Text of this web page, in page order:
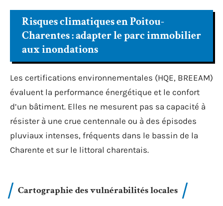
Risques climatiques en Poitou-
Charentes : adapter le parc immobilier
aux inondations
Les certifications environnementales (HQE, BREEAM)
évaluent la performance énergétique et le confort
d’un bâtiment. Elles ne mesurent pas sa capacité à
résister à une crue centennale ou à des épisodes
pluviaux intenses, fréquents dans le bassin de la
Charente et sur le littoral charentais.
Cartographie des vulnérabilités locales